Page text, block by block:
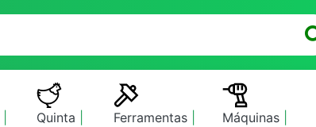
Quinta Ferramentas Máquinas